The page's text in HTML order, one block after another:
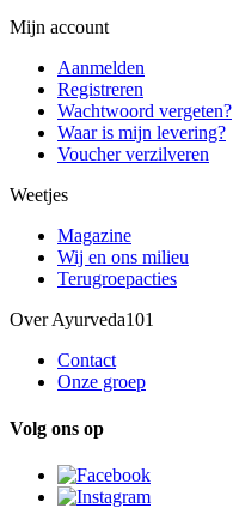
Mijn account
Aanmelden
Registreren
Wachtwoord vergeten?
Waar is mijn levering?
Voucher verzilveren
Weetjes
Magazine
Wij en ons milieu
Terugroepacties
Over Ayurveda101
Contact
Onze groep
Volg ons op